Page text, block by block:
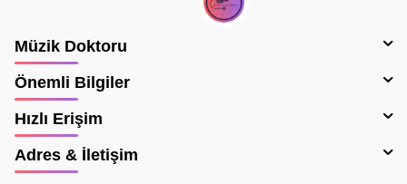
Müzik Doktoru
Önemli Bilgiler
Hızlı Erişim
Adres & İletişim